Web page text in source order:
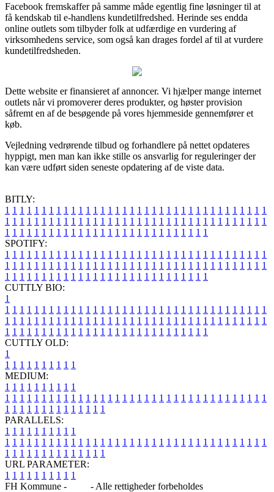
Facebook fremskaffer på samme måde egentlig fine løsninger til at
få kendskab til e-handlens kundetilfredshed. Herinde ses endda
online outlets som tilbyder folk at udfærdige en vurdering af
virksomhedens service, som også kan drages fordel af til at vurdere
kundetilfredsheden.
Dette website er finansieret af annoncer. Vi hjælper mange internet
outlets når vi promoverer deres produkter, og høster provision
såfremt en af de besøgende på vores hjemmeside gennemfører et
køb.
Vejledning vedrørende tilbud og forhandlere på nettet opdateres
hyppigt, men man kan ikke stille os ansvarlig for reguleringer der
kan være udført siden seneste opdatering af de viste data.
BITLY:
1 1 1 1 1 1 1 1 1 1 1 1 1 1 1 1 1 1 1 1 1 1 1 1 1 1 1 1 1 1 1 1 1 1 1 1
1 1 1 1 1 1 1 1 1 1 1 1 1 1 1 1 1 1 1 1 1 1 1 1 1 1 1 1 1 1 1 1 1 1 1 1
1 1 1 1 1 1 1 1 1 1 1 1 1 1 1 1 1 1 1 1 1 1 1 1 1 1 1 1
SPOTIFY:
1 1 1 1 1 1 1 1 1 1 1 1 1 1 1 1 1 1 1 1 1 1 1 1 1 1 1 1 1 1 1 1 1 1 1 1
1 1 1 1 1 1 1 1 1 1 1 1 1 1 1 1 1 1 1 1 1 1 1 1 1 1 1 1 1 1 1 1 1 1 1 1
1 1 1 1 1 1 1 1 1 1 1 1 1 1 1 1 1 1 1 1 1 1 1 1 1 1 1 1
CUTTLY BIO:
1
1 1 1 1 1 1 1 1 1 1 1 1 1 1 1 1 1 1 1 1 1 1 1 1 1 1 1 1 1 1 1 1 1 1 1 1
1 1 1 1 1 1 1 1 1 1 1 1 1 1 1 1 1 1 1 1 1 1 1 1 1 1 1 1 1 1 1 1 1 1 1 1
1 1 1 1 1 1 1 1 1 1 1 1 1 1 1 1 1 1 1 1 1 1 1 1 1 1 1 1
CUTTLY OLD:
1
1 1 1 1 1 1 1 1 1 1
MEDIUM:
1 1 1 1 1 1 1 1 1 1
1 1 1 1 1 1 1 1 1 1 1 1 1 1 1 1 1 1 1 1 1 1 1 1 1 1 1 1 1 1 1 1 1 1 1 1
1 1 1 1 1 1 1 1 1 1 1 1 1 1
PARALLELS:
1 1 1 1 1 1 1 1 1 1
1 1 1 1 1 1 1 1 1 1 1 1 1 1 1 1 1 1 1 1 1 1 1 1 1 1 1 1 1 1 1 1 1 1 1 1
1 1 1 1 1 1 1 1 1 1 1 1 1 1
URL PARAMETER:
1 1 1 1 1 1 1 1 1 1
FH Kommune -
- Alle rettigheder forbeholdes